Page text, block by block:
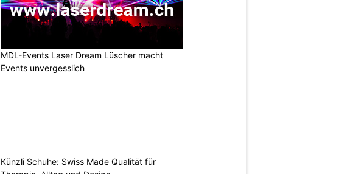
MDL-Events Laser Dream Lüscher macht
Events unvergesslich
Künzli Schuhe: Swiss Made Qualität für